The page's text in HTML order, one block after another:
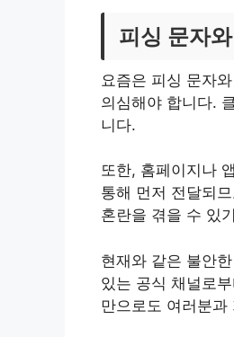
피싱 문자
요즘은 피싱 문자
의심해야 합니다.
니다.
또한, 홈페이지나
통해 먼저 전달되
혼란을 겪을 수 있
현재와 같은 불안
있는 공식 채널로
만으로도 여러분